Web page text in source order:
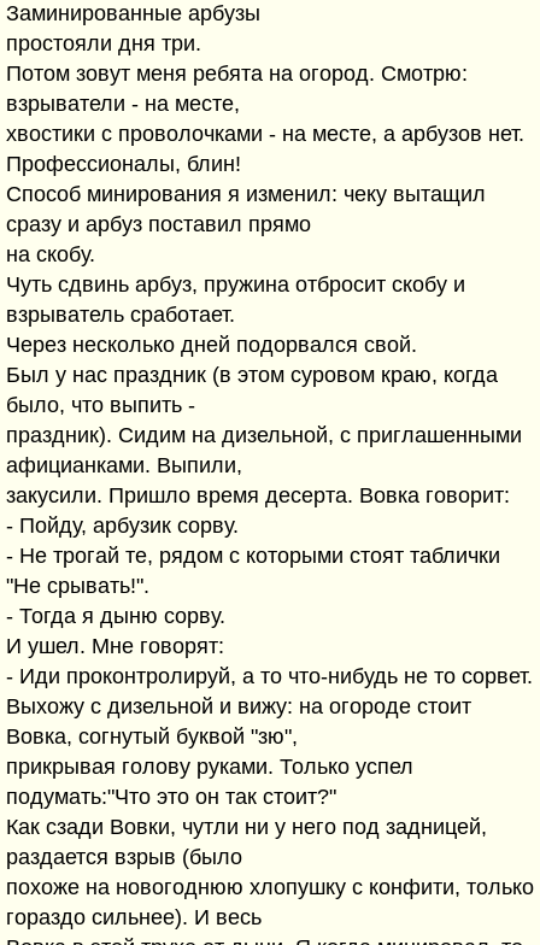
Заминированные арбузы
простояли дня три.
Потом зовут меня ребята на огород. Смотрю:
взрыватели - на месте,
хвостики с проволочками - на месте, а арбузов нет.
Профессионалы, блин!
Способ минирования я изменил: чеку вытащил
сразу и арбуз поставил прямо
на скобу.
Чуть сдвинь арбуз, пружина отбросит скобу и
взрыватель сработает.
Через несколько дней подорвался свой.
Был у нас праздник (в этом суровом краю, когда
было, что выпить -
праздник). Сидим на дизельной, с приглашенными
афицианками. Выпили,
закусили. Пришло время десерта. Вовка говорит:
- Пойду, арбузик сорву.
- Не трогай те, рядом с которыми стоят таблички
"Не срывать!".
- Тогда я дыню сорву.
И ушел. Мне говорят:
- Иди проконтролируй, а то что-нибудь не то сорвет.
Выхожу с дизельной и вижу: на огороде стоит
Вовка, согнутый буквой "зю",
прикрывая голову руками. Только успел
подумать:"Что это он так стоит?"
Как сзади Вовки, чутли ни у него под задницей,
раздается взрыв (было
похоже на новогоднюю хлопушку с конфити, только
гораздо сильнее). И весь